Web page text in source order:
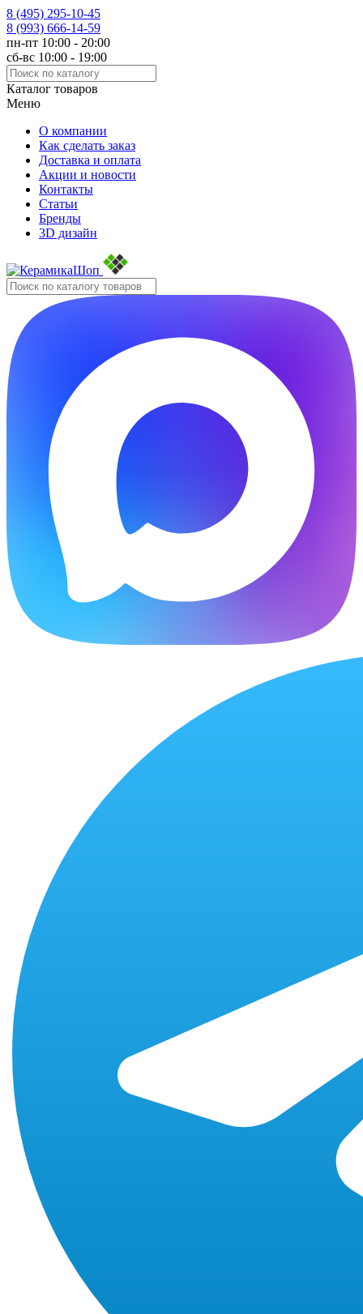
8 (495) 295-10-45
8 (993) 666-14-59
пн-пт 10:00 - 20:00
сб-вс 10:00 - 19:00
Каталог товаров
Меню
О компании
Как сделать заказ
Доставка и оплата
Акции и новости
Контакты
Статьи
Бренды
3D дизайн